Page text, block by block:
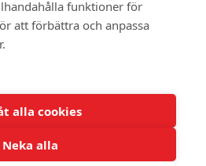
funktioner för
att förbättra och anpassa
alla cookies
Neka alla
bästa
i mejlen
om våra mest intressanta